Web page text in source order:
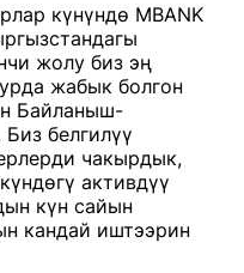
күнүндө MBANK
жолу биз эң
жабык болгон
Байланыш-
белгилүү
чакырдык,
активдүү
күн сайын
кандай иштээрин